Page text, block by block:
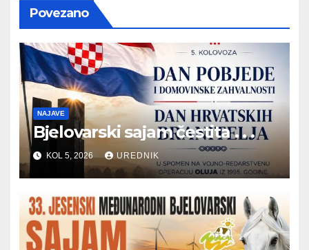
Povezano
NAJAVE
Bjelovarski sajam čestita . . .
KOL 5, 2026 UREDNIK